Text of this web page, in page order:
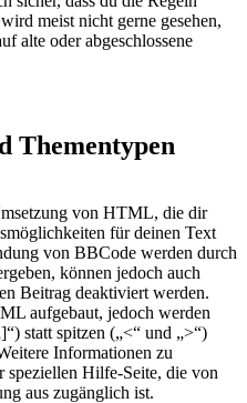
meist nicht gerne gesehen,
alte oder abgeschlossene
Thementypen
von HTML, die dir
für deinen Text
von BBCode werden durch
können jedoch auch
Beitrag deaktiviert werden.
aufgebaut, jedoch werden
statt spitzen („<“ und „>“)
Informationen zu
speziellen Hilfe-Seite, die von
aus zugänglich ist.